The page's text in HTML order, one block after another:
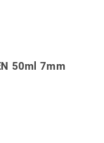
50ml 7mm